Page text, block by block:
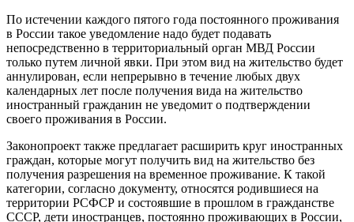
По истечении каждого пятого года постоянного проживания
в России такое уведомление надо будет подавать
непосредственно в территориальный орган МВД России
только путем личной явки. При этом вид на жительство будет
аннулирован, если непрерывно в течение любых двух
календарных лет после получения вида на жительство
иностранный гражданин не уведомит о подтверждении
своего проживания в России.
Законопроект также предлагает расширить круг иностранных
граждан, которые могут получить вид на жительство без
получения разрешения на временное проживание. К такой
категории, согласно документу, относятся родившиеся на
территории РСФСР и состоявшие в прошлом в гражданстве
СССР, дети иностранцев, постоянно проживающих в России,